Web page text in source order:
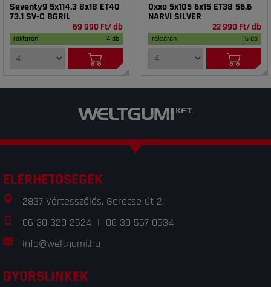
Seventy9 5x114.3 8x18 ET40
73.1 SV-C BGRIL
69 990 Ft/ db
raktáron 4 db
Oxxo 5x105 6x15 ET38 56.6
NARVI SILVER
22 990 Ft/ db
raktáron 16 db
ELÉRHETŐSÉGEK
2837 Vértesszőlős, Gerecse út 2.
06 30 320 2524 | 06 30 567 0534
info@weltgumi.hu
GYORSLINKEK